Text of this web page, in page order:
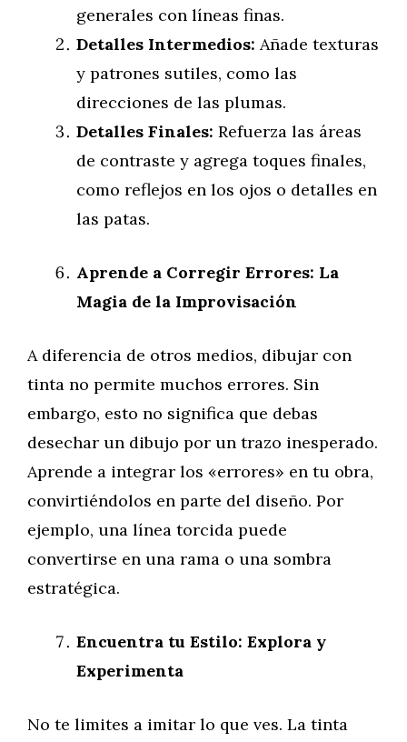
generales con líneas finas.
Detalles Intermedios: Añade texturas
y patrones sutiles, como las
direcciones de las plumas.
Detalles Finales: Refuerza las áreas
de contraste y agrega toques finales,
como reflejos en los ojos o detalles en
las patas.
Aprende a Corregir Errores: La
Magia de la Improvisación
A diferencia de otros medios, dibujar con
tinta no permite muchos errores. Sin
embargo, esto no significa que debas
desechar un dibujo por un trazo inesperado.
Aprende a integrar los «errores» en tu obra,
convirtiéndolos en parte del diseño. Por
ejemplo, una línea torcida puede
convertirse en una rama o una sombra
estratégica.
Encuentra tu Estilo: Explora y
Experimenta
No te limites a imitar lo que ves. La tinta